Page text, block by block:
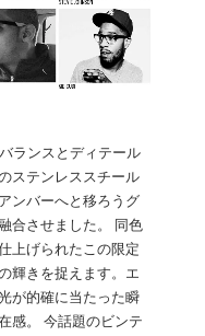
ランスとディテール
ステンレススチール
ンバーへと移ろうグ
合させました。 同色
上げられたこの限定
輝きを捉えます。エ
が的確に当たった瞬
感。 今話題のビンテ